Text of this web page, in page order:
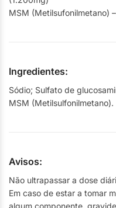
MSM (Metilsufonilmetano)
Ingredientes:
Sódio; Sulfato de
MSM (Metilsulfonilmetano).
Avisos:
Não ultrapassar a dose
Em caso de estar a tomar
algum componente,